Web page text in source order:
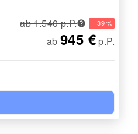
ab 1.540 p.P. − 39 %
ab 945 € p.P.